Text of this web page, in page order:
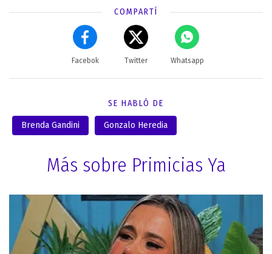
COMPARTÍ
Facebok Twitter Whatsapp
SE HABLÓ DE
Brenda Gandini Gonzalo Heredia
Más sobre Primicias Ya